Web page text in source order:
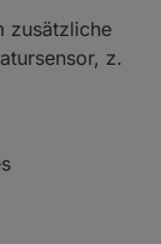
zusätzliche
z.